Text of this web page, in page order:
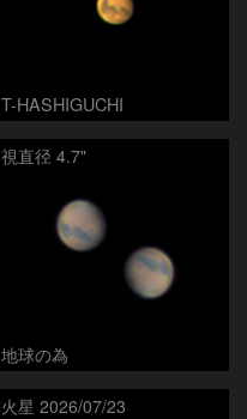
T-HASHIGUCHI
視直径 4.7"
地球の為
火星 2026/07/23